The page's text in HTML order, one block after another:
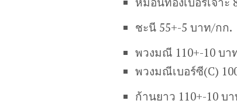
ชะนี 55+-5 บาท/กก.
พวงมณี 110+-10 บา
พวงมณีเบอร์ซี(C)
ก้านยาว 110+-10 บ